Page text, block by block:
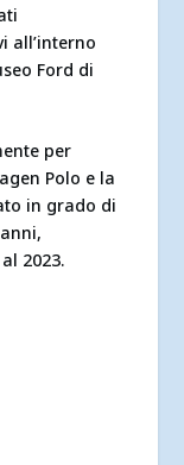
all’interno
Ford di
per
Polo e la
in grado di
2023.